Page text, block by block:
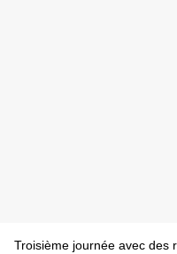
Troisième journée avec des